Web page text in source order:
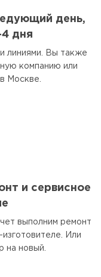
день,
дня
линиями. Вы также
компанию или
Москве.
и сервисное
выполним ремонт
Или
на новый.